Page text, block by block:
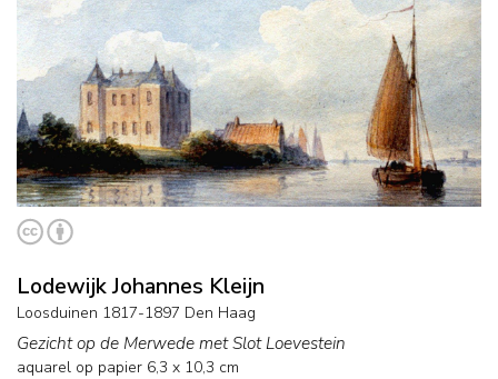
Lodewijk Johannes Kleijn
Loosduinen 1817-1897 Den Haag
Gezicht op de Merwede met Slot Loevestein
aquarel op papier 6,3 x 10,3 cm